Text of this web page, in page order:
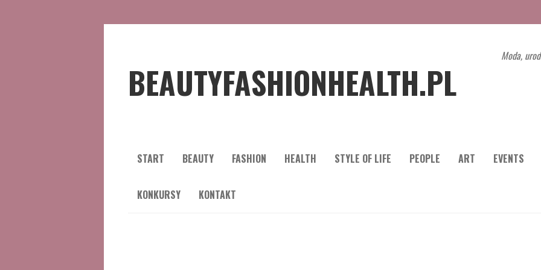
BEAUTYFASHIONHEALTH.PL
Moda,
START BEAUTY FASHION HEALTH STYLE OF LIFE PEOPLE ART EVENTS
KONKURSY KONTAKT